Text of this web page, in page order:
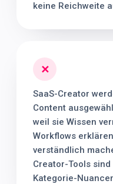
keine Reichweite
✕
SaaS-Creator
Content
weil sie Wissen
Workflows
verständlich
Creator-Tools
Kategorie-